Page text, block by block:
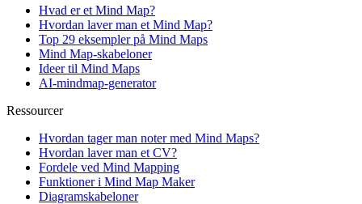
Hvad er et Mind Map?
Hvordan laver man et Mind Map?
Top 29 eksempler på Mind Maps
Mind Map-skabeloner
Ideer til Mind Maps
AI-mindmap-generator
Ressourcer
Hvordan tager man noter med Mind Maps?
Hvordan laver man et CV?
Fordele ved Mind Mapping
Funktioner i Mind Map Maker
Diagramskabeloner